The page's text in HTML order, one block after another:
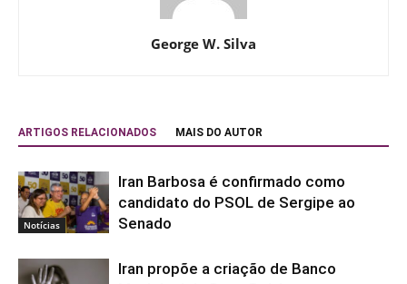
George W. Silva
ARTIGOS RELACIONADOS MAIS DO AUTOR
Notícias
Iran Barbosa é confirmado como
candidato do PSOL de Sergipe ao
Senado
Iran propõe a criação de Banco